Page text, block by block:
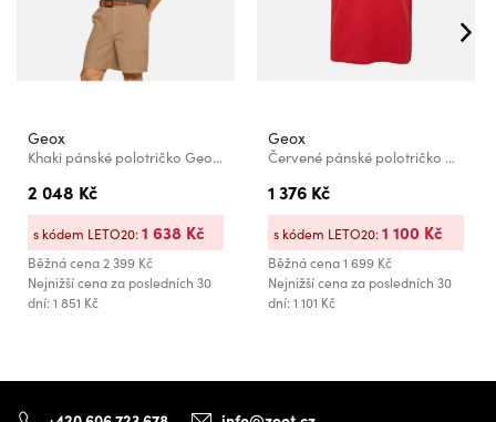
Geox
Khaki pánské polotričko Geox Knit
2 048 Kč
Běžná cena2 399 Kč
Nejnižší cena za posledních 30
dní: 1 851 Kč
s kódem LETO20:1 638 Kč
Geox
Červené pánské polotričko Geox
1 376 Kč
Běžná cena1 699 Kč
Nejnižší cena za posledních 30
dní: 1 101 Kč
s kódem LETO20:1 100 Kč